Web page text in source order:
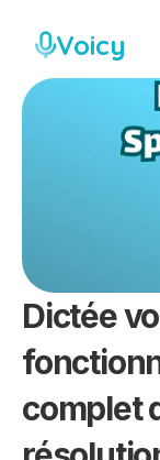
Voicy
Dictée
complet